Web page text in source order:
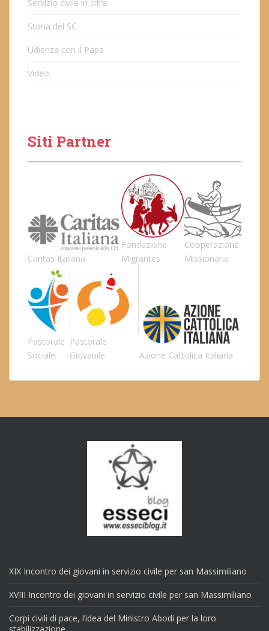
Servizio civile in cifre
Storia del SC
Udienza con il Papa
Video
Siti Partner
Caritas Italiana
Fondazione
Migrantes
Cooperazione
Missionaria
Pastorale
Sociale
Pastorale
Giovanile
Azione Cattolica Italiana
XIX Incontro dei giovani in servizio civile per san Massimiliano
XVIII Incontro dei giovani in servizio civile per san Massimiliano
Corpi civili di pace, l’idea del Ministro Abodi per la loro